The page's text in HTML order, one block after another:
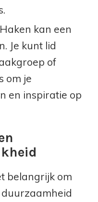
kan een
Je kunt lid
of
om je
en inspiratie op
belangrijk om